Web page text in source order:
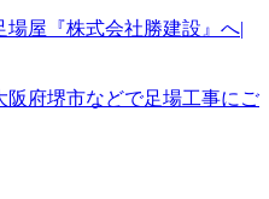
阪府堺市などで足場工事にご